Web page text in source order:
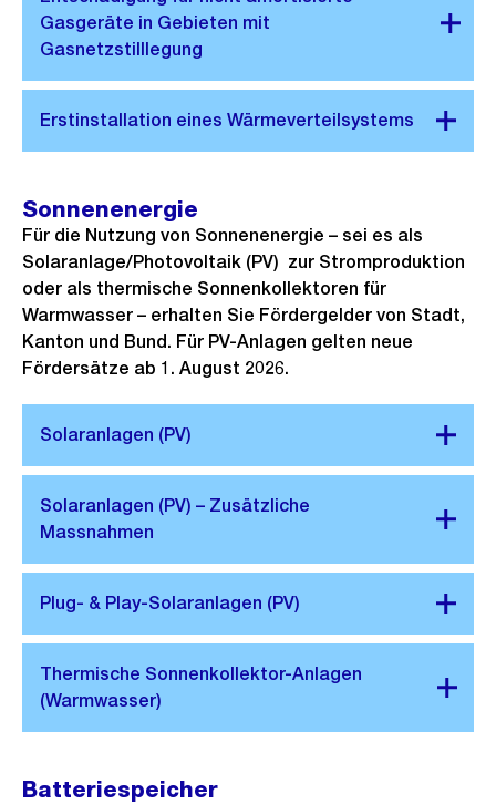
Sonnenenergie
Für die Nutzung von Sonnenenergie – sei es als
Solaranlage/Photovoltaik (PV) zur Stromproduktion
oder als thermische Sonnenkollektoren für
Warmwasser – erhalten Sie Fördergelder von Stadt,
Kanton und Bund. Für PV-Anlagen gelten neue
Fördersätze ab 1. August 2026.
Batteriespeicher